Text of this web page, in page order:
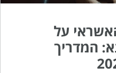
על
המדריך